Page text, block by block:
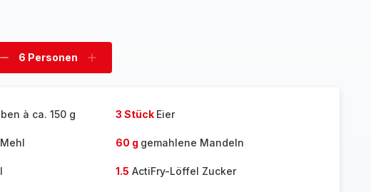
Personen
6 Personen
Personen
à ca. 150 g 3 Stück Eier
60 g gemahlene Mandeln
1.5 ActiFry-Löffel Zucker